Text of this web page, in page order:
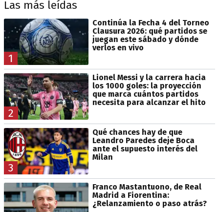
Las más leídas
1
Continúa la Fecha 4 del Torneo
Clausura 2026: qué partidos se
juegan este sábado y dónde
verlos en vivo
2
Lionel Messi y la carrera hacia
los 1000 goles: la proyección
que marca cuántos partidos
necesita para alcanzar el hito
3
Qué chances hay de que
Leandro Paredes deje Boca
ante el supuesto interés del
Milan
Franco Mastantuono, de Real
Madrid a Fiorentina:
¿Relanzamiento o paso atrás?